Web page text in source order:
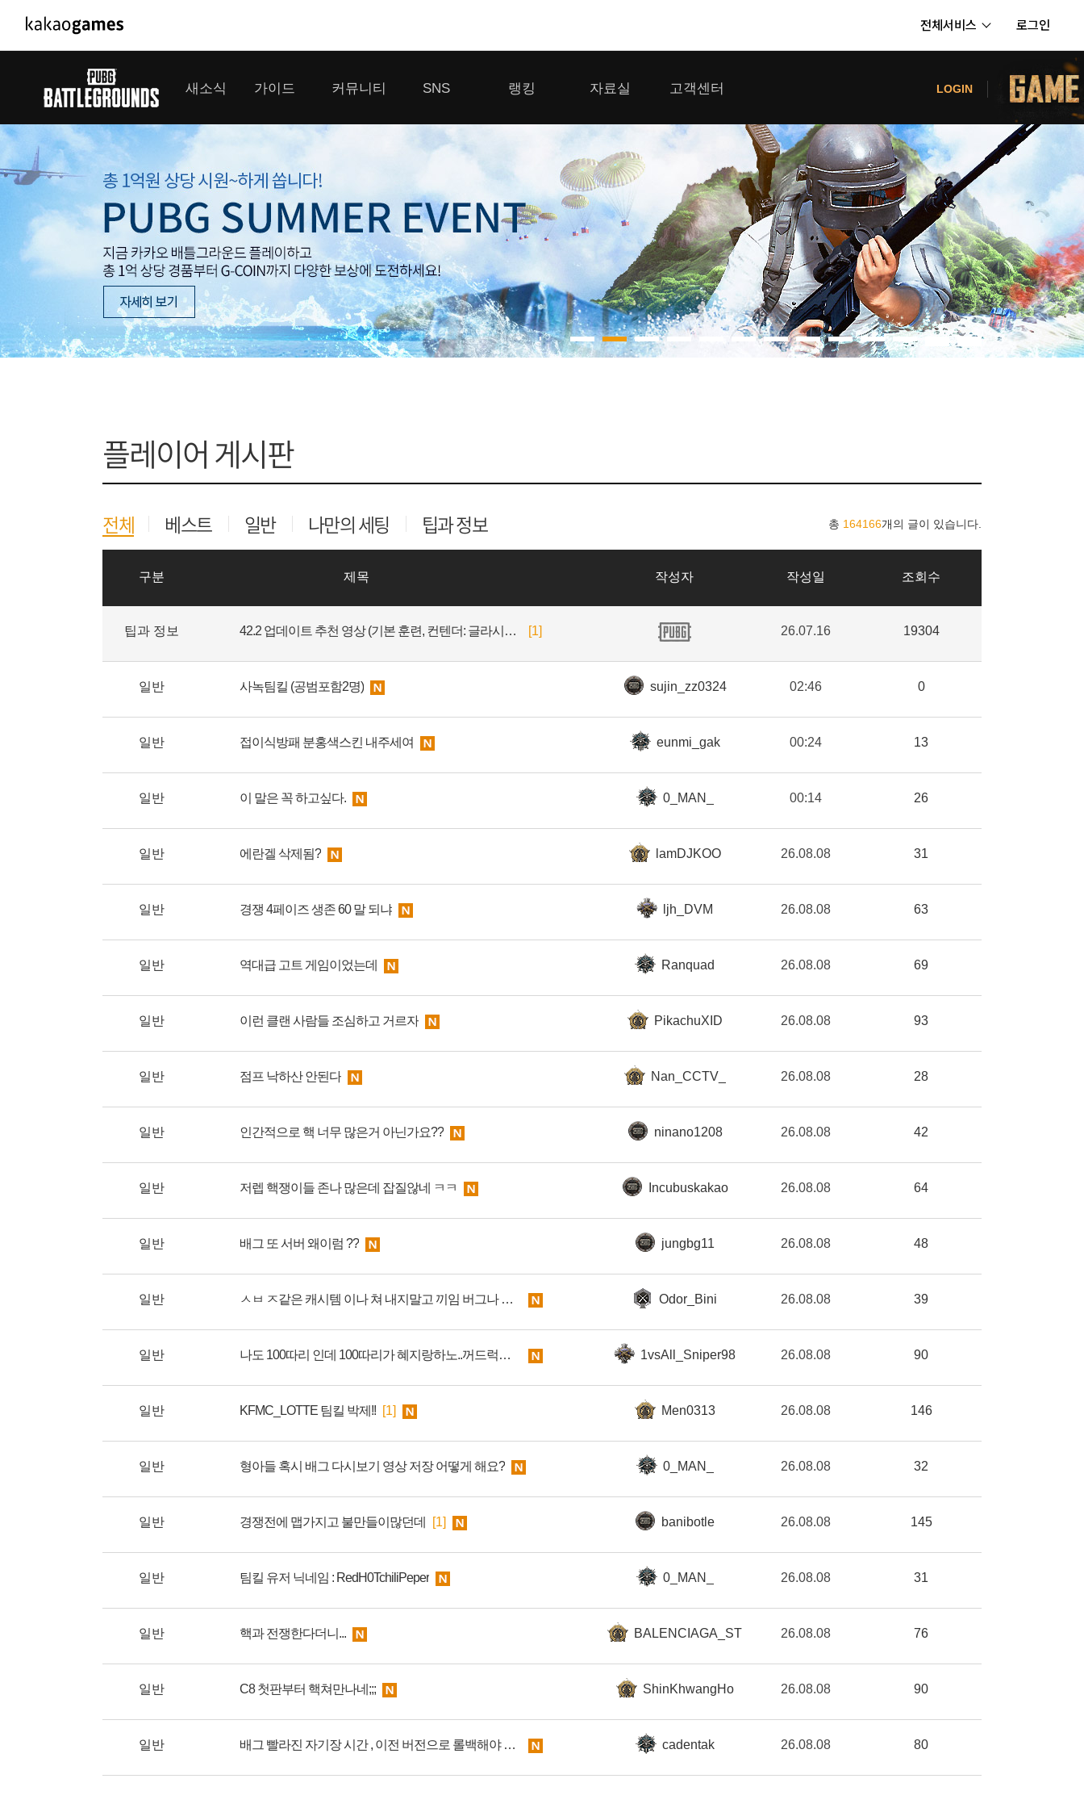
전체서비스 로그인
PC/모바일게임
도깨비의세계
오딘: 발할라 라이징
아키에이지 워
아레스 : 라이즈 오브 가디언즈
배틀그라운드
패스 오브 엑자일
우마무스메 프리티 더비
가디언 테일즈
프린세스 커넥트 Re:Dive
프렌즈팝콘
내정보
보안센터
고객센터
공지사항
카카오게임즈 PC방
게임코인
게임시간선택제
새소식
공지사항
GM소식
이벤트
업데이트
대회소식
가이드
게임 가이드
커뮤니티
미디어 게시판
클랜 라운지
모집 게시판
SNS
톡채널
랭킹
클랜 생존 리더보드
내 전적 히스토리
자료실
다운로드
고객센터
이용제한 이의신청
보안센터
LOGIN
플레이어 게시판
전체 베스트 일반 나만의 세팅 팁과 정보 총 164166개의 글이 있습니다.
구분 제목 작성자 작성일 조회수
팁과 정보 42.2 업데이트 추천 영상 (기본 훈련, 컨텐더: 글라시아 등) [1] 26.07.16 19304
일반 사녹팀킬 (공범포함2명) sujin_zz0324 02:46 0
일반 접이식방패 분홍색스킨 내주세여 eunmi_gak 00:24 13
일반 이 말은 꼭 하고싶다. 0_MAN_ 00:14 26
일반 에란겔 삭제됨? lamDJKOO 26.08.08 31
일반 경쟁 4페이즈 생존 60 말 되냐 ljh_DVM 26.08.08 63
일반 역대급 고트 게임이었는데 Ranquad 26.08.08 69
일반 이런 클랜 사람들 조심하고 거르자 PikachuXID 26.08.08 93
일반 점프 낙하산 안된다 Nan_CCTV_ 26.08.08 28
일반 인간적으로 핵 너무 많은거 아닌가요?? ninano1208 26.08.08 42
일반 저렙 핵쟁이들 존나 많은데 잡질않네 ㅋㅋ Incubuskakao 26.08.08 64
일반 배그 또 서버 왜이럼 ?? jungbg11 26.08.08 48
일반 ㅅㅂ ㅈ같은 캐시템 이나 쳐 내지말고 끼임 버그나 해결해라 Odor_Bini 26.08.08 39
일반 나도 100따리 인데 100따리가 혜지랑하노..꺼드럭도 한바가지네 1vsAll_Sniper98 26.08.08 90
일반 KFMC_LOTTE 팀킬 박제!! [1] Men0313 26.08.08 146
일반 형아들 혹시 배그 다시보기 영상 저장 어떻게 해요? 0_MAN_ 26.08.08 32
일반 경쟁전에 맵가지고 불만들이많던데 [1] banibotle 26.08.08 145
일반 팀킬 유저 닉네임 : RedH0TchiliPeper 0_MAN_ 26.08.08 31
일반 핵과 전쟁한다더니... BALENCIAGA_ST 26.08.08 76
일반 C8 첫판부터 핵쳐만나네;;; ShinKhwangHo 26.08.08 90
일반 배그 빨라진 자기장 시간 , 이전 버전으로 롤백해야 하는 이유 cadentak 26.08.08 80